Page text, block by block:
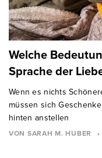
Welche
Sprache der
Wenn es nichts
müssen sich
hinten anstellen
VON SARAH M. HUBER •